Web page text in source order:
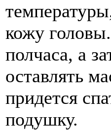
кожу
полчаса, а
оставлять
придется
подушку.